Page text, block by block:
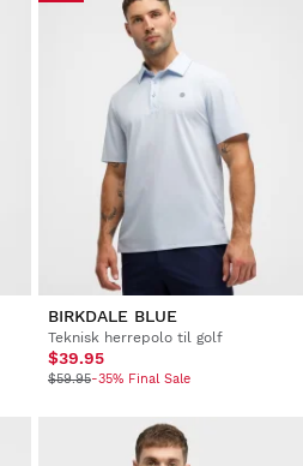
BIRKDALE BLUE
Teknisk herrepolo til golf
$39.95
$59.95-35% Final Sale